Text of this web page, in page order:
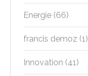
Energie (66)
francis demoz (1)
Innovation (41)